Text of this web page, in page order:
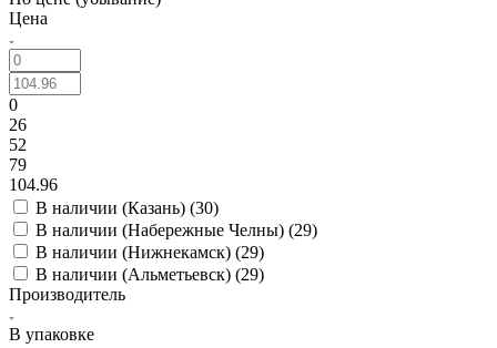
Цена
0
26
52
79
104.96
В наличии (Казань) (30)
В наличии (Набережные Челны) (29)
В наличии (Нижнекамск) (29)
В наличии (Альметьевск) (29)
Производитель
В упаковке